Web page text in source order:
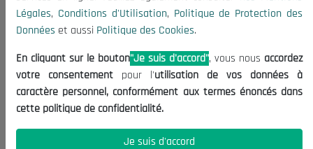
Nous Contacter
(+213) 021 98 01 00|01|02
contact@cnese.dz
Suggestions ou Initiatives ?
Newsletter
dernières nouvelles.
Légales, Conditions d'Utilisation, Politique de Protection des
Données et aussi Politique des Cookies.
En cliquant sur le bouton"Je suis d'accord", vous nous accordez
votre consentement pour l'utilisation de vos données à
caractère personnel, conformément aux termes énoncés dans
cette politique de confidentialité.
Je suis d'accord